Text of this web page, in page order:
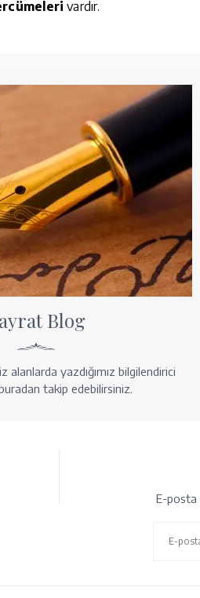
vardır.
Blog
yazdığımız bilgilendirici
buradan takip edebilirsiniz.
E-posta